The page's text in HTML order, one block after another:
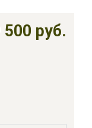
500 руб.